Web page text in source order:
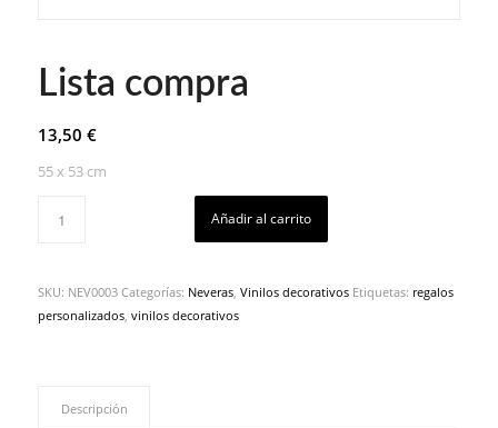
Lista compra
13,50 €
55 x 53 cm
Añadir al carrito
SKU: NEV0003 Categorías: Neveras, Vinilos decorativos Etiquetas: regalos
personalizados, vinilos decorativos
Descripción